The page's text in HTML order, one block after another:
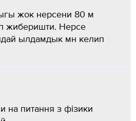
жок нерсени 80 м
жиберишти. Нерсе
ылдамдык мн келип
на питання з фізики